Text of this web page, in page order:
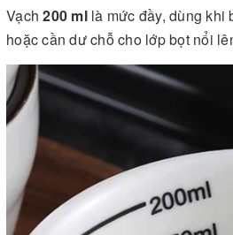
Vạch200 mllà mức đầy, dùng khi
hoặc cần dư chỗ cho lớp bọt nổi